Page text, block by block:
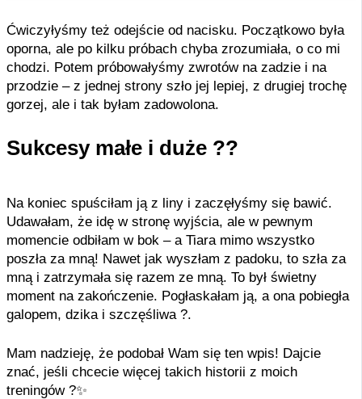
Ćwiczyłyśmy też odejście od nacisku. Początkowo była
oporna, ale po kilku próbach chyba zrozumiała, o co mi
chodzi. Potem próbowałyśmy zwrotów na zadzie i na
przodzie – z jednej strony szło jej lepiej, z drugiej trochę
gorzej, ale i tak byłam zadowolona.
Sukcesy małe i duże ??
Na koniec spuściłam ją z liny i zaczęłyśmy się bawić.
Udawałam, że idę w stronę wyjścia, ale w pewnym
momencie odbiłam w bok – a Tiara mimo wszystko
poszła za mną! Nawet jak wyszłam z padoku, to szła za
mną i zatrzymała się razem ze mną. To był świetny
moment na zakończenie. Pogłaskałam ją, a ona pobiegła
galopem, dzika i szczęśliwa ?.
Mam nadzieję, że podobał Wam się ten wpis! Dajcie
znać, jeśli chcecie więcej takich historii z moich
treningów ?✨